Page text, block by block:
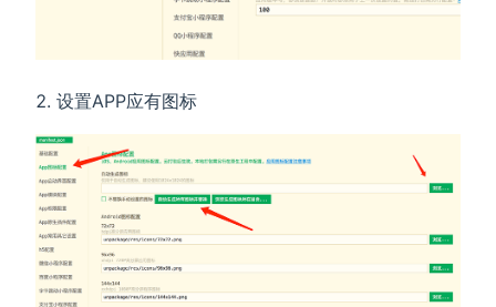
设置APP应有图标